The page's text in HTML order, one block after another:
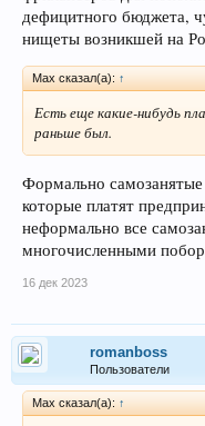
дефицитного бюджета,
нищеты возникшей на
Max сказал(а): ↑
Есть еще какие-нибудь
раньше был.
Формально
которые платят
неформально все
многочисленными
16 дек 2023
romanboss
Пользователи
Max сказал(а): ↑